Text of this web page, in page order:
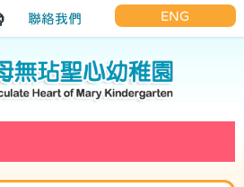
聯絡我們 ENG